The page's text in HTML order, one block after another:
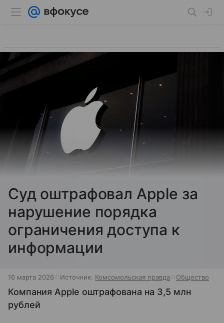
Суд оштрафовал Apple за
нарушение порядка
ограничения доступа к
информации
16 марта 2026 Источник: Комсомольская правда Общество
Компания Apple оштрафована на 3,5 млн
рублей